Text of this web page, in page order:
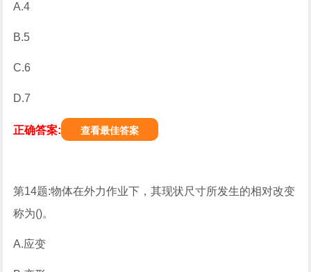
A.4
B.5
C.6
D.7
正确答案: 查看最佳答案
第14题:物体在外力作业下，其现状尺寸所发生的相对改变
称为()。
A.应变